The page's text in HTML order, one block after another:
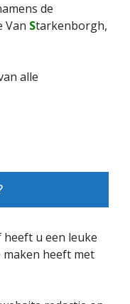
de
Van Starkenborgh,
alle
u een leuke
maken heeft met